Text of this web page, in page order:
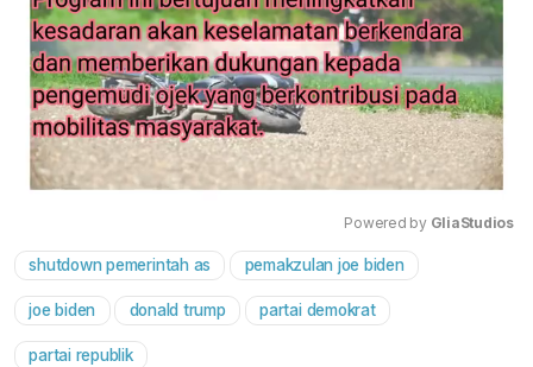
Powered by GliaStudios
shutdown pemerintah as pemakzulan joe biden
joe biden donald trump partai demokrat
partai republik